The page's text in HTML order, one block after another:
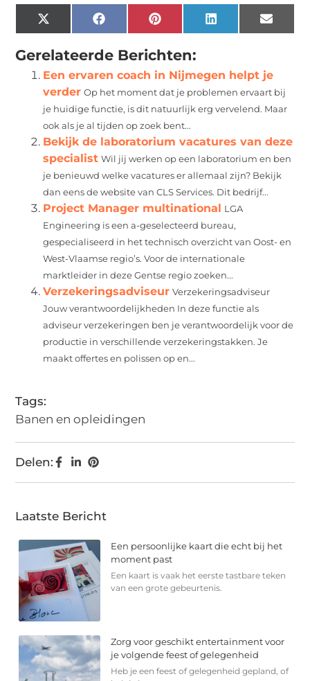
X
(Twitter)
FacebookPinterest LinkedIn Email
Gerelateerde Berichten:
Een ervaren coach in Nijmegen helpt je
verder Op het moment dat je problemen ervaart bij
je huidige functie, is dit natuurlijk erg vervelend. Maar
ook als je al tijden op zoek bent...
Bekijk de laboratorium vacatures van deze
specialist Wil jij werken op een laboratorium en ben
je benieuwd welke vacatures er allemaal zijn? Bekijk
dan eens de website van CLS Services. Dit bedrijf...
Project Manager multinational LGA
Engineering is een a-geselecteerd bureau,
gespecialiseerd in het technisch overzicht van Oost- en
West-Vlaamse regio’s. Voor de internationale
marktleider in deze Gentse regio zoeken...
Verzekeringsadviseur Verzekeringsadviseur
Jouw verantwoordelijkheden In deze functie als
adviseur verzekeringen ben je verantwoordelijk voor de
productie in verschillende verzekeringstakken. Je
maakt offertes en polissen op en...
Tags:
Banen en opleidingen
Delen:
Laatste Bericht
Een persoonlijke kaart die echt bij het
moment past
Een kaart is vaak het eerste tastbare teken
van een grote gebeurtenis.
Zorg voor geschikt entertainment voor
je volgende feest of gelegenheid
Heb je een feest of gelegenheid gepland, of